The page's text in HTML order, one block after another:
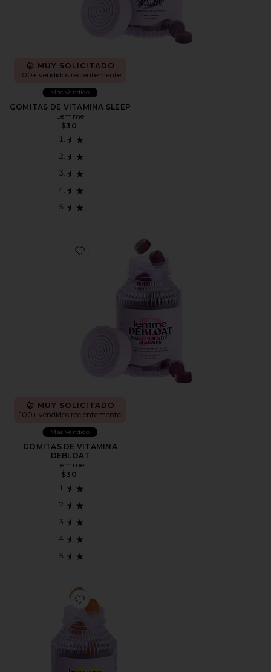
MUY SOLICITADO
100+ vendidos recientemente
Más Vendido
GOMITAS DE VITAMINA SLEEP
Lemme
$30
Favorite GOMITAS DE VITAMINA DEBLOAT
MUY SOLICITADO
100+ vendidos recientemente
Más Vendido
GOMITAS DE VITAMINA
DEBLOAT
Lemme
$30
Favorite GOMITAS DE VITAMINA PURR